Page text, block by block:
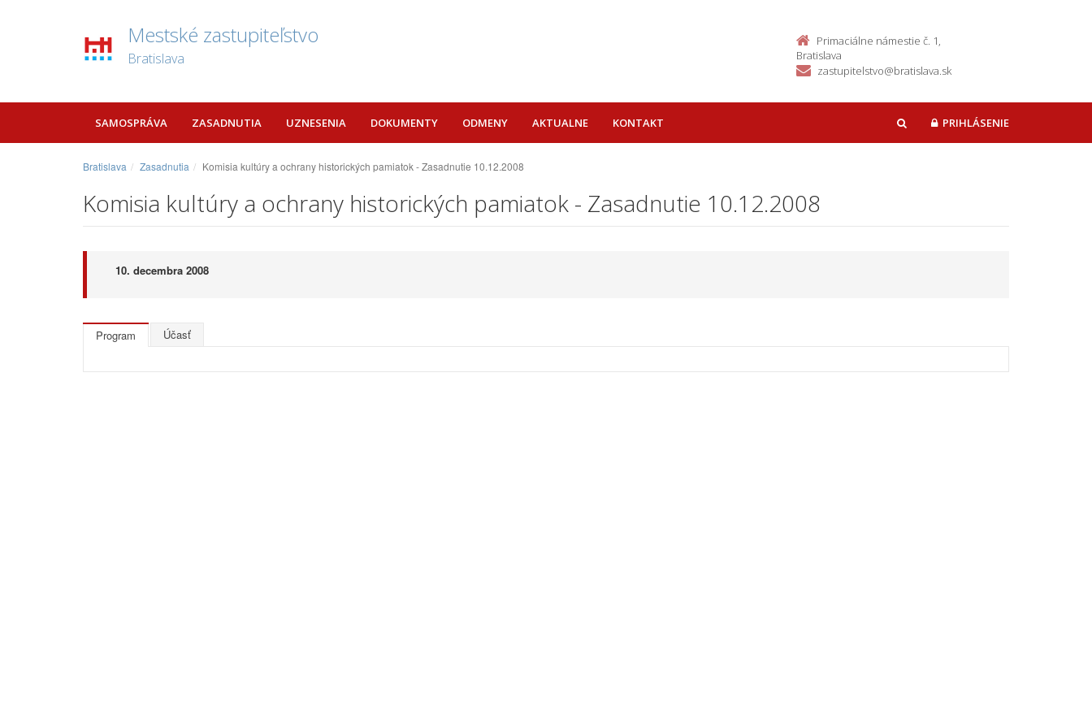
Mestské zastupiteľstvo
Bratislava
Primaciálne námestie č. 1,
Bratislava
zastupitelstvo@bratislava.sk
SAMOSPRÁVA ZASADNUTIA UZNESENIA DOKUMENTY ODMENY AKTUALNE KONTAKT HĽADAŤPRIHLÁSENIE
Bratislava Zasadnutia Komisia kultúry a ochrany historických pamiatok - Zasadnutie 10.12.2008
Komisia kultúry a ochrany historických pamiatok - Zasadnutie 10.12.2008
10. decembra 2008
Program Účasť